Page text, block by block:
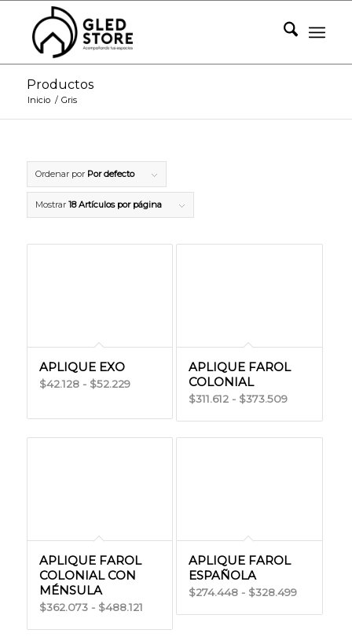
Productos
Inicio / Gris
Ordenar por Por defecto
Mostrar 18 Artículos por página
APLIQUE EXO
$42.128 - $52.229Rango
precios:
desde
APLIQUE FAROL
COLONIAL
$311.612 - $373.509Rango
precios:
APLIQUE FAROL
COLONIAL CON
MÉNSULA
$362.073 - $488.121Rango
APLIQUE FAROL
ESPAÑOLA
$274.448 - $328.499Rango